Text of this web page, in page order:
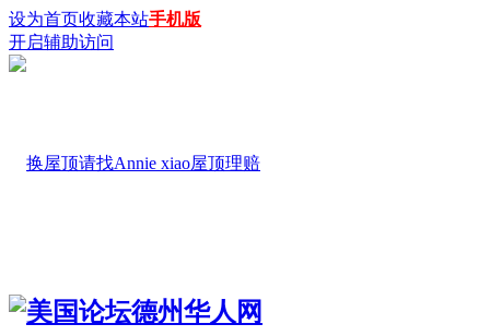
设为首页收藏本站手机版
开启辅助访问